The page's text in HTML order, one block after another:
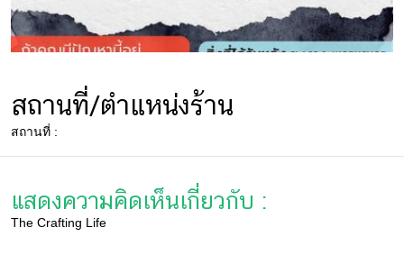
สถานที่/ตำแหน่งร้าน
สถานที่ :
แสดงความคิดเห็นเกี่ยวกับ :
The Crafting Life